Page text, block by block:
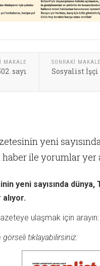
MAKALE
sayı
SONRAKI MAKALE
Sosyalist İşçi
yeni
ile yorumlar yer
yeni sayısında
ulaşmak için
tıklayabilirsiniz: